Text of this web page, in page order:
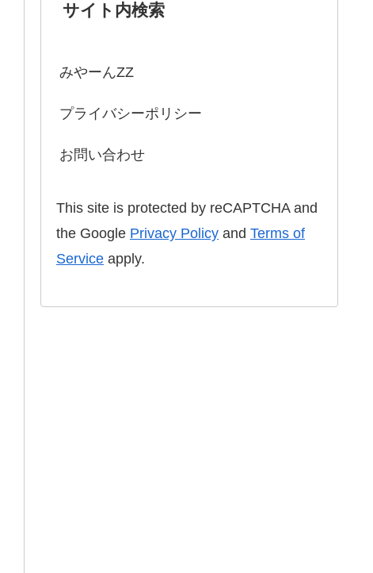
サイト内検索
みやーんZZ
プライバシーポリシー
お問い合わせ
This site is protected by reCAPTCHA and
the Google Privacy Policy and Terms of
Service apply.